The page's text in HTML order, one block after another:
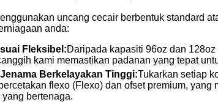
uncang cecair berbentuk standard
anda:
Fleksibel:Daripada kapasiti 96oz dan
kami memastikan padanan yang tepat
Berkelayakan Tinggi:Tukarkan setiap
flexo (Flexo) dan ofset premium,
bertenaga.